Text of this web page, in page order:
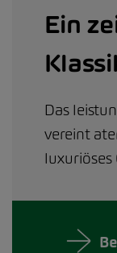
Ein
Das
vereint
luxuriöses